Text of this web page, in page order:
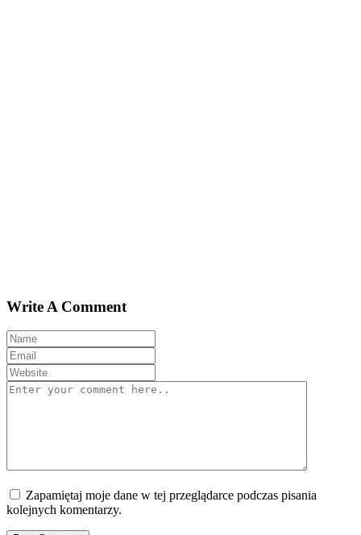
Write A Comment
Zapamiętaj moje dane w tej przeglądarce podczas pisania
kolejnych komentarzy.